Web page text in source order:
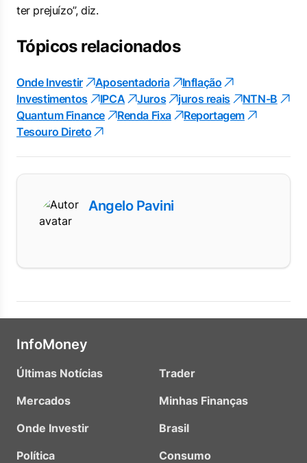
ter prejuízo”, diz.
Tópicos relacionados
Onde Investir Aposentadoria
Inflação
Investimentos
IPCA Juros juros reais
NTN-B
Quantum Finance
Renda Fixa
Reportagem
Tesouro Direto
Angelo Pavini
InfoMoney
Últimas Notícias
Mercados
Onde Investir
Política
Trader
Minhas Finanças
Brasil
Consumo